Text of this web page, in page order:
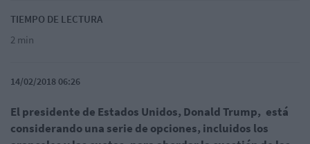
TIEMPO DE LECTURA
2 min
14/02/2018 06:26
El presidente de Estados Unidos, Donald Trump, está
considerando una serie de opciones, incluidos los